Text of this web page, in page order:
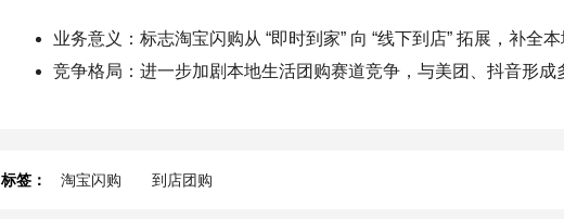
业务意义：标志淘宝闪购从 “即时到家” 向 “线下到店” 拓展，补全
竞争格局：进一步加剧本地生活团购赛道竞争，与美团、抖音形
标签： 淘宝闪购 到店团购